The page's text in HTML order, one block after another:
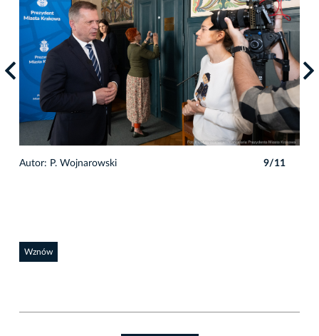
Autor: P. Wojnarowski 9/11
Wznów